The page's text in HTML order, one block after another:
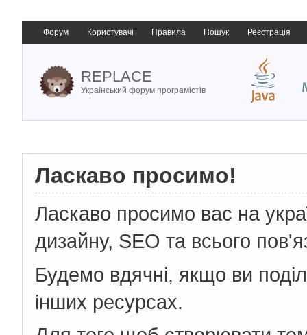
Форум Користувачі Правила Пошук Реєстрація
REPLACE
Український форум програмістів
Ласкаво просимо!
Ласкаво просимо вас на
дизайну, SEO та всього
Будемо вдячні, якщо ви
інших ресурсах.